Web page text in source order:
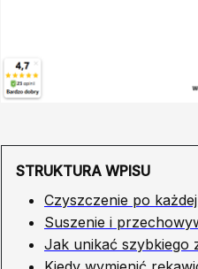
STRUKTURA WPISU
Czyszczenie po
Suszenie i
Jak unikać szybkiego